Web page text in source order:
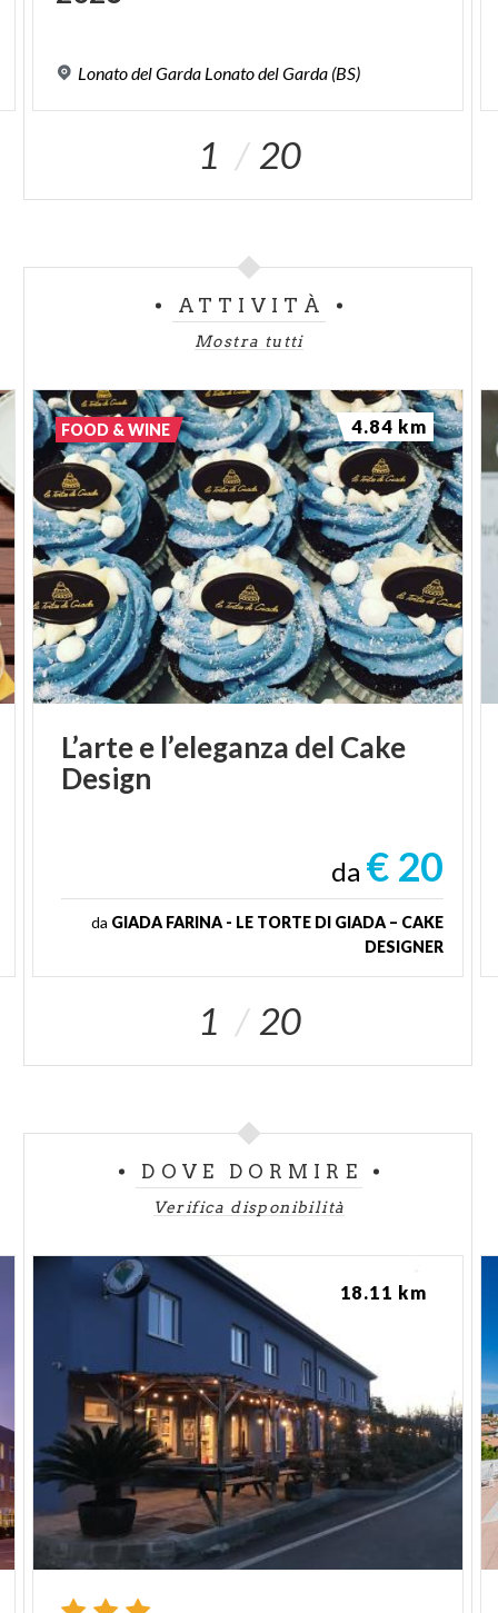
LonatodelGarda LonatodelGarda (BS)
1 20
ATTIVITÀ
Mostra tutti
L’artee l’eleganza del Cake
Design
da € 20
da GIADA FARINA - LE TORTE DI GIADA – CAKE
DESIGNER
FOOD & WINE 4.84 km
1 20
DOVE DORMIRE
Verifica disponibilità
18.11 km